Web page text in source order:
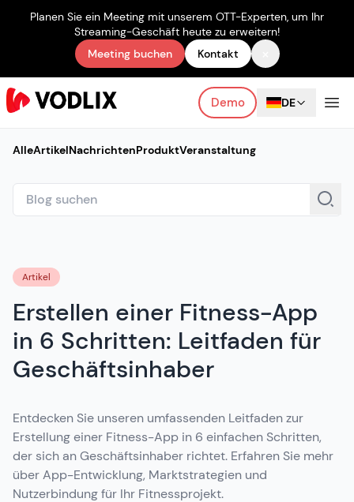
Planen Sie ein Meeting mit unserem OTT-Experten, um Ihr
Streaming-Geschäft heute zu erweitern!
Meeting buchen
Kontakt
Demo DE
AlleArtikelNachrichtenProduktVeranstaltung
Artikel
Erstellen einer Fitness-App
in 6 Schritten: Leitfaden für
Geschäftsinhaber
Entdecken Sie unseren umfassenden Leitfaden zur
Erstellung einer Fitness-App in 6 einfachen Schritten,
der sich an Geschäftsinhaber richtet. Erfahren Sie mehr
über App-Entwicklung, Marktstrategien und
Nutzerbindung für Ihr Fitnessprojekt.